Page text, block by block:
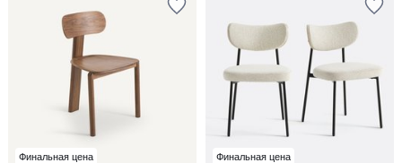
Финальная цена Финальная цена